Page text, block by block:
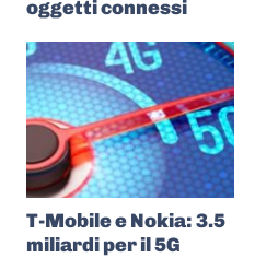
oggetti connessi
T-Mobile e Nokia: 3.5
miliardi per il 5G